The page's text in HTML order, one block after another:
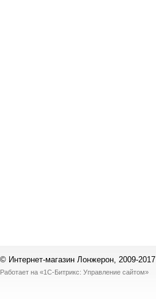
© Интернет-магазин Лонжерон, 2009-2017
Работает на «1С-Битрикс: Управление сайтом»